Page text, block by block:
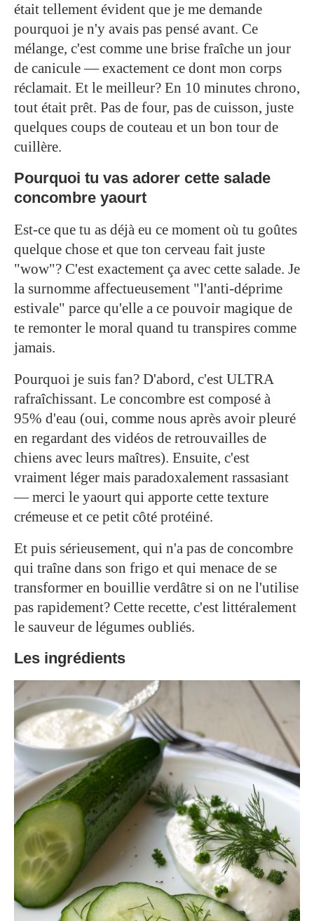
était tellement évident que je me demande
pourquoi je n'y avais pas pensé avant. Ce
mélange, c'est comme une brise fraîche un jour
de canicule — exactement ce dont mon corps
réclamait. Et le meilleur? En 10 minutes chrono,
tout était prêt. Pas de four, pas de cuisson, juste
quelques coups de couteau et un bon tour de
cuillère.
Pourquoi tu vas adorer cette salade
concombre yaourt
Est-ce que tu as déjà eu ce moment où tu goûtes
quelque chose et que ton cerveau fait juste
"wow"? C'est exactement ça avec cette salade. Je
la surnomme affectueusement "l'anti-déprime
estivale" parce qu'elle a ce pouvoir magique de
te remonter le moral quand tu transpires comme
jamais.
Pourquoi je suis fan? D'abord, c'est ULTRA
rafraîchissant. Le concombre est composé à
95% d'eau (oui, comme nous après avoir pleuré
en regardant des vidéos de retrouvailles de
chiens avec leurs maîtres). Ensuite, c'est
vraiment léger mais paradoxalement rassasiant
— merci le yaourt qui apporte cette texture
crémeuse et ce petit côté protéiné.
Et puis sérieusement, qui n'a pas de concombre
qui traîne dans son frigo et qui menace de se
transformer en bouillie verdâtre si on ne l'utilise
pas rapidement? Cette recette, c'est littéralement
le sauveur de légumes oubliés.
Les ingrédients